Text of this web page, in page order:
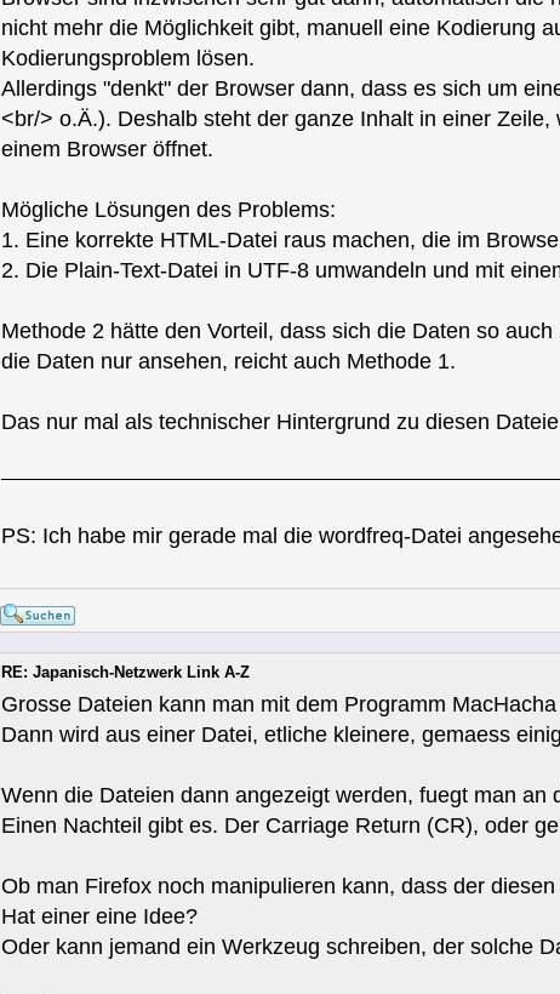
nicht mehr die Möglichkeit gibt, manuell eine Kodierung
Kodierungsproblem lösen.
Allerdings "denkt" der Browser dann, dass es sich um
<br/> o.Ä.). Deshalb steht der ganze Inhalt in einer
einem Browser öffnet.
Mögliche Lösungen des Problems:
1. Eine korrekte HTML-Datei raus machen, die im
2. Die Plain-Text-Datei in UTF-8 umwandeln und mit
Methode 2 hätte den Vorteil, dass sich die Daten so
die Daten nur ansehen, reicht auch Methode 1.
Das nur mal als technischer Hintergrund zu diesen
PS: Ich habe mir gerade mal die wordfreq-Datei
RE: Japanisch-Netzwerk Link A-Z
Grosse Dateien kann man mit dem Programm
Dann wird aus einer Datei, etliche kleinere, gemaess
Wenn die Dateien dann angezeigt werden, fuegt man
Einen Nachteil gibt es. Der Carriage Return (CR), oder
Ob man Firefox noch manipulieren kann, dass der
Hat einer eine Idee?
Oder kann jemand ein Werkzeug schreiben, der solche